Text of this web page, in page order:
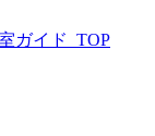
ガイド_TOP